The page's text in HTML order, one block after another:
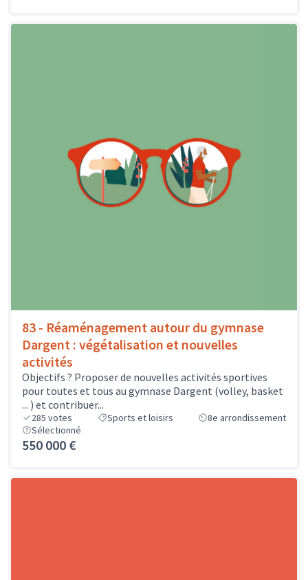
83 - Réaménagement autour du gymnase
Dargent : végétalisation et nouvelles
activités
Objectifs ? Proposer de nouvelles activités sportives
pour toutes et tous au gymnase Dargent (volley, basket
... ) et contribuer...
285 votes Sports et loisirs
8e arrondissement
Sélectionné
550 000 €